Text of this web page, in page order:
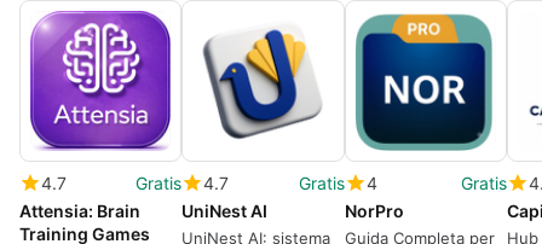
4.7
Gratis
Attensia: Brain
Training Games
4.7
Gratis
UniNest AI
UniNest AI: sistema
4
Gratis
NorPro
Guida Completa per